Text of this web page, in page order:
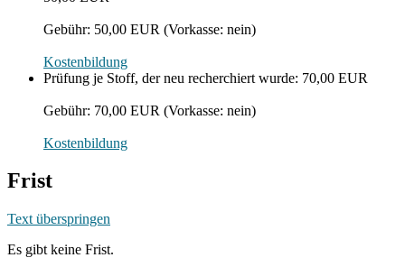
Gebühr: 50,00 EUR (Vorkasse: nein)
Kostenbildung
Prüfung je Stoff, der neu recherchiert wurde: 70,00 EUR
Gebühr: 70,00 EUR (Vorkasse: nein)
Kostenbildung
Frist
Text überspringen
Es gibt keine Frist.